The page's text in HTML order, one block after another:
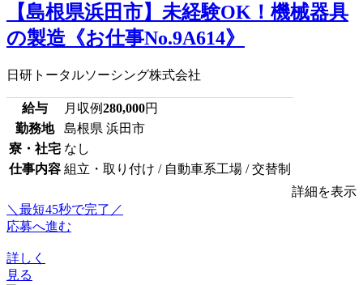
【島根県浜田市】未経験OK！機械器具
の製造《お仕事No.9A614》
日研トータルソーシング株式会社
給与 月収例280,000円
勤務地
島根県 浜田市
寮・社宅 なし
仕事内容 組立・取り付け / 自動車系工場 / 交替制
詳細を表示
＼最短45秒で完了／
応募へ進む
詳しく
見る